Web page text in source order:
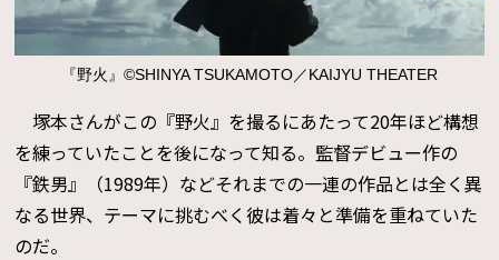
『野火』©SHINYA TSUKAMOTO／KAIJYU THEATER
塚本さんがこの『野火』を撮るにあたって20年ほど構想
を練っていたことを後になって知る。監督デビュー作の
『鉄男』（1989年）などそれまでの一連の作品とは全く異
なる世界、テーマに挑むべく彼は着々と準備を重ねていた
のだ。